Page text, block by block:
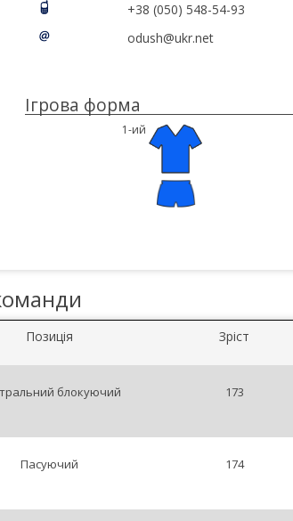
+38 (050) 548-54-93
odush@ukr.net
Ігрова форма
1-ий
Позиція Зріст
блокуючий 173
Пасуючий 174